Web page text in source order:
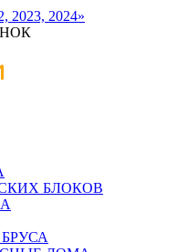
2023, 2024»
БЛОКОВ